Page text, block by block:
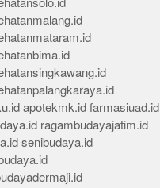
apotekmk.id farmasiuad.id
ragambudayajatim.id
senibudaya.id